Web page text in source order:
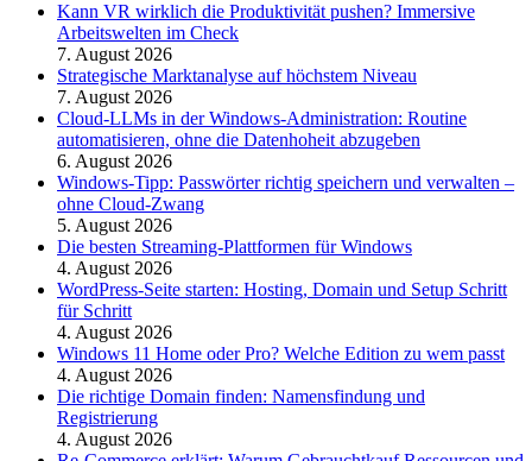
Kann VR wirklich die Produktivität pushen? Immersive
Arbeitswelten im Check
7. August 2026
Strategische Marktanalyse auf höchstem Niveau
7. August 2026
Cloud-LLMs in der Windows-Administration: Routine
automatisieren, ohne die Datenhoheit abzugeben
6. August 2026
Windows-Tipp: Passwörter richtig speichern und verwalten –
ohne Cloud-Zwang
5. August 2026
Die besten Streaming-Plattformen für Windows
4. August 2026
WordPress-Seite starten: Hosting, Domain und Setup Schritt
für Schritt
4. August 2026
Windows 11 Home oder Pro? Welche Edition zu wem passt
4. August 2026
Die richtige Domain finden: Namensfindung und
Registrierung
4. August 2026